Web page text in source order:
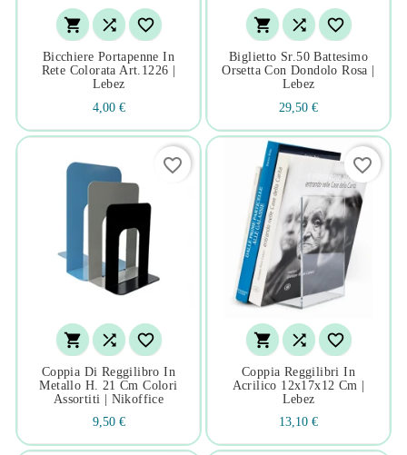
  
Bicchiere Portapenne In
Rete Colorata Art.1226 |
Lebez
4,00 €
  
Biglietto Sr.50 Battesimo
Orsetta Con Dondolo Rosa |
Lebez
29,50 €
  
Coppia Di Reggilibro In
Metallo H. 21 Cm Colori
Assortiti | Nikoffice
9,50 €
favorite_border
  
Coppia Reggilibri In
Acrilico 12x17x12 Cm |
Lebez
13,10 €
favorite_border